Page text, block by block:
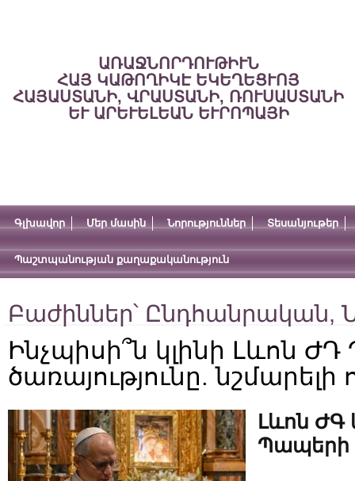
ԱՌԱՋՆՈՐԴՈՒԹԻՒՆ
ՀԱՅ ԿԱԹՈՂԻԿԷ ԵԿԵՂԵՑՒՈՅ
ՀԱՅԱՍՏԱՆԻ, ՎՐԱՍՏԱՆԻ, ՌՈՒՍԱՍՏԱՆԻ
ԵՒ ԱՐԵՒԵԼԵԱՆ ԵՒՐՈՊԱՅԻ
Գլխավոր Մեր մասին Նորություններ Տեսանյութեր
Պաշտպանության քաղաքականություն
Բաժիններ՝ Ընդհանրական,
Ինչպիսի՞ն կլինի Լևոն
ծառայությունը. նշմարելի
Լևոն ԺԳ
Պապերի